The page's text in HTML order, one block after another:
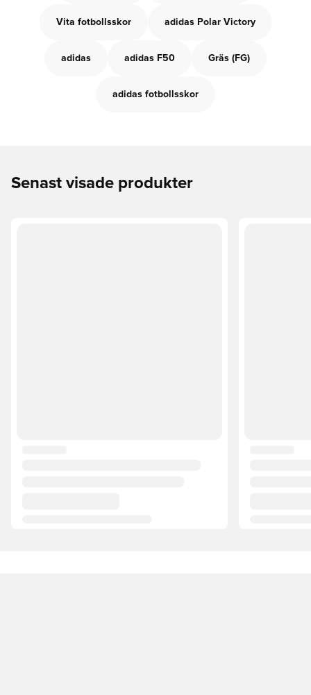
Vita fotbollsskor adidas Polar Victory
adidas adidas F50 Gräs (FG)
adidas fotbollsskor
Senast visade produkter